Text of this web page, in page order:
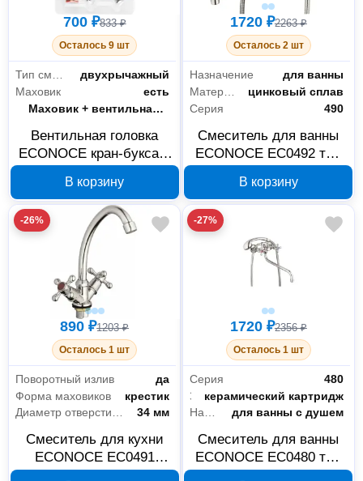
700 ₽833 ₽
Осталось 9 шт
двухрычажный
Маховик
есть
Вид
Маховик + вентильная головка
Вентильная головка
ECONOCE кран-букса с
В корзину
1720 ₽2263 ₽
Осталось 2 шт
Назначение
для ванны
Материал корпуса
цинковый сплав
Серия
490
Смеситель для ванны
ECONOCE EC0492 тип
В корзину
-26%
890 ₽1203 ₽
Осталось 1 шт
Поворотный излив
да
Форма маховиков
крестик
Диаметр отверстия в раковине
34 мм
Смеситель для кухни
ECONOCE EC0491
-27%
1720 ₽2356 ₽
Осталось 1 шт
Серия
480
Запорный клапанкерамический картридж
Назначение
для ванны с душем
Смеситель для ванны
ECONOCE EC0480 тип